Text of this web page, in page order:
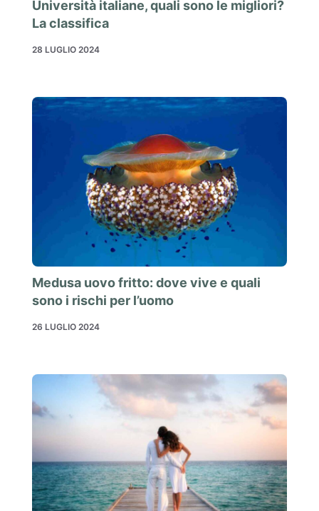
Università italiane, quali sono le migliori?
La classifica
28 LUGLIO 2024
Medusa uovo fritto: dove vive e quali
sono i rischi per l’uomo
26 LUGLIO 2024